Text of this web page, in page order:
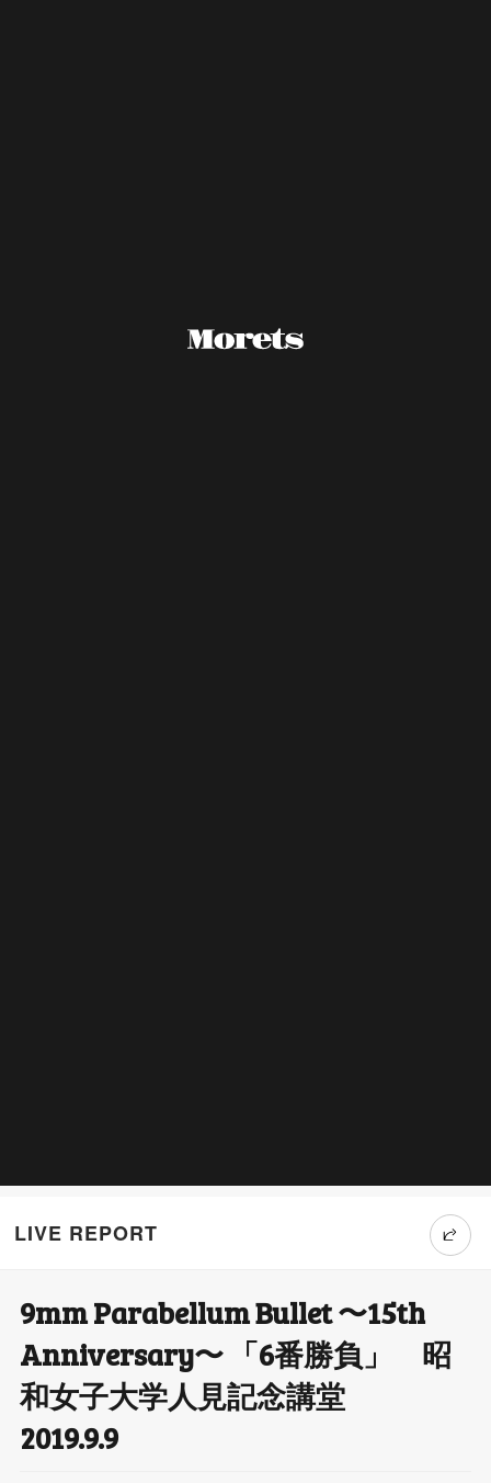
LIVE REPORT
T
wi
tt
er
9mm Parabellum Bullet 〜15th
Anniversary〜 「6番勝負」 昭
和女子大学人見記念講堂
2019.9.9